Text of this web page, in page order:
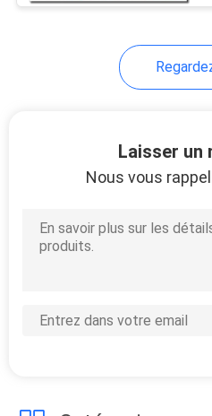
Laisser un
Nous vous